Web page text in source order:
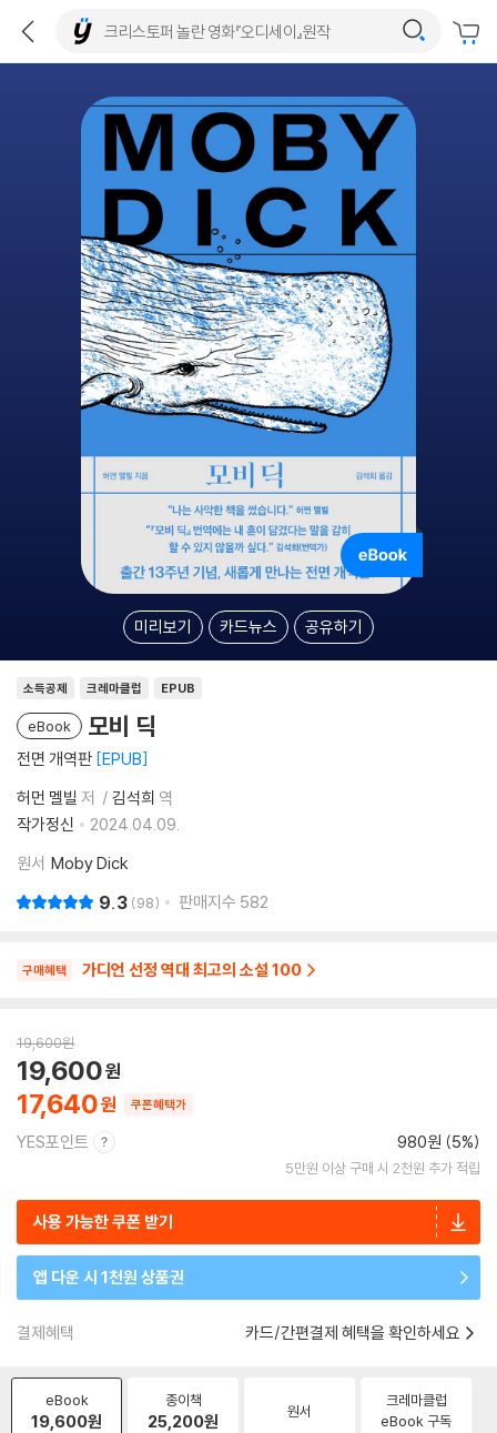
미리보기 카드뉴스 공유하기
소득공제 크레마클럽 EPUB
eBook 모비 딕
전면 개역판 EPUB
허먼 멜빌 저 김석희 역
작가정신
2024.04.09.
원서 Moby Dick
9.3 98 판매지수 582
구매혜택 가디언 선정 역대 최고의 소설 100
19,600원
17,640
19,600
쿠폰혜택가
YES포인트 980원 (5%)
5만원 이상 구매 시 2천원 추가 적립
사용 가능한 쿠폰 받기
앱 다운 시 1천원 상품권
결제혜택 카드/간편결제 혜택을 확인하세요
eBook
19,600원
종이책
25,200원 원서
크레마클럽
eBook 구독